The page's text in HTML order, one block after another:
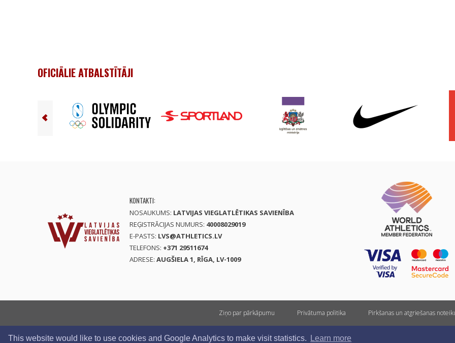
This website would like to use cookies and Google Analytics to make visit statistics. Learn more
OFICIĀLIE ATBALSTĪTĀJI
KONTAKTI:
NOSAUKUMS: LATVIJAS VIEGLATLĒTIKAS SAVIENĪBA
REĢISTRĀCIJAS NUMURS: 40008029019
E-PASTS: LVS@ATHLETICS.LV
TELEFONS: +371 29511674
ADRESE: AUGŠIELA 1, RĪGA, LV-1009
Ziņo par pārkāpumu Privātuma politika Pirkšanas un atgriešanas
Visas tiesības rezervētas. Pārpublicēšanas gadījumā saite uz athletics.lv ir obligāta.